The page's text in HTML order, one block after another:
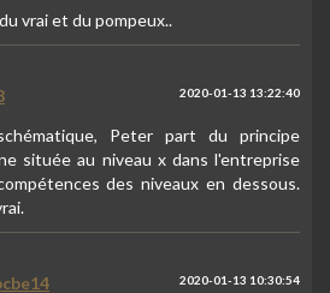
vrai et du pompeux..
2020-01-13 13:22:40
Peter part du principe
située au niveau x dans l'entreprise
des niveaux en dessous.
2020-01-13 10:30:54